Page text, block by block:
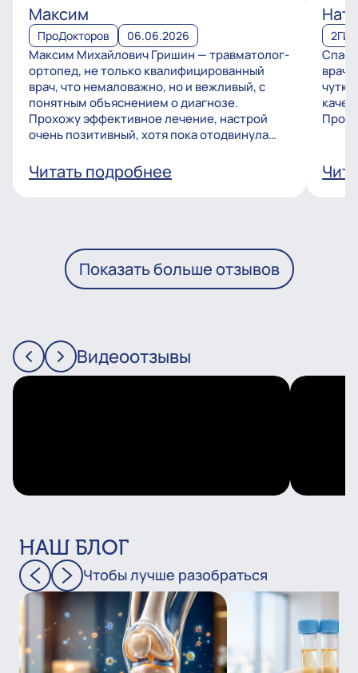
Максим
ПроДокторов 06.06.2026
Максим Михайлович Гришин — травматолог-
ортопед, не только квалифицированный
врач, что немаловажно, но и вежливый, с
понятным объяснением о диагнозе.
Прохожу эффективное лечение, настрой
очень позитивный, хотя пока отодвинула
Читать подробнее
Показать больше отзывов
Видеоотзывы
НАШ БЛОГ
Чтобы лучше разобраться